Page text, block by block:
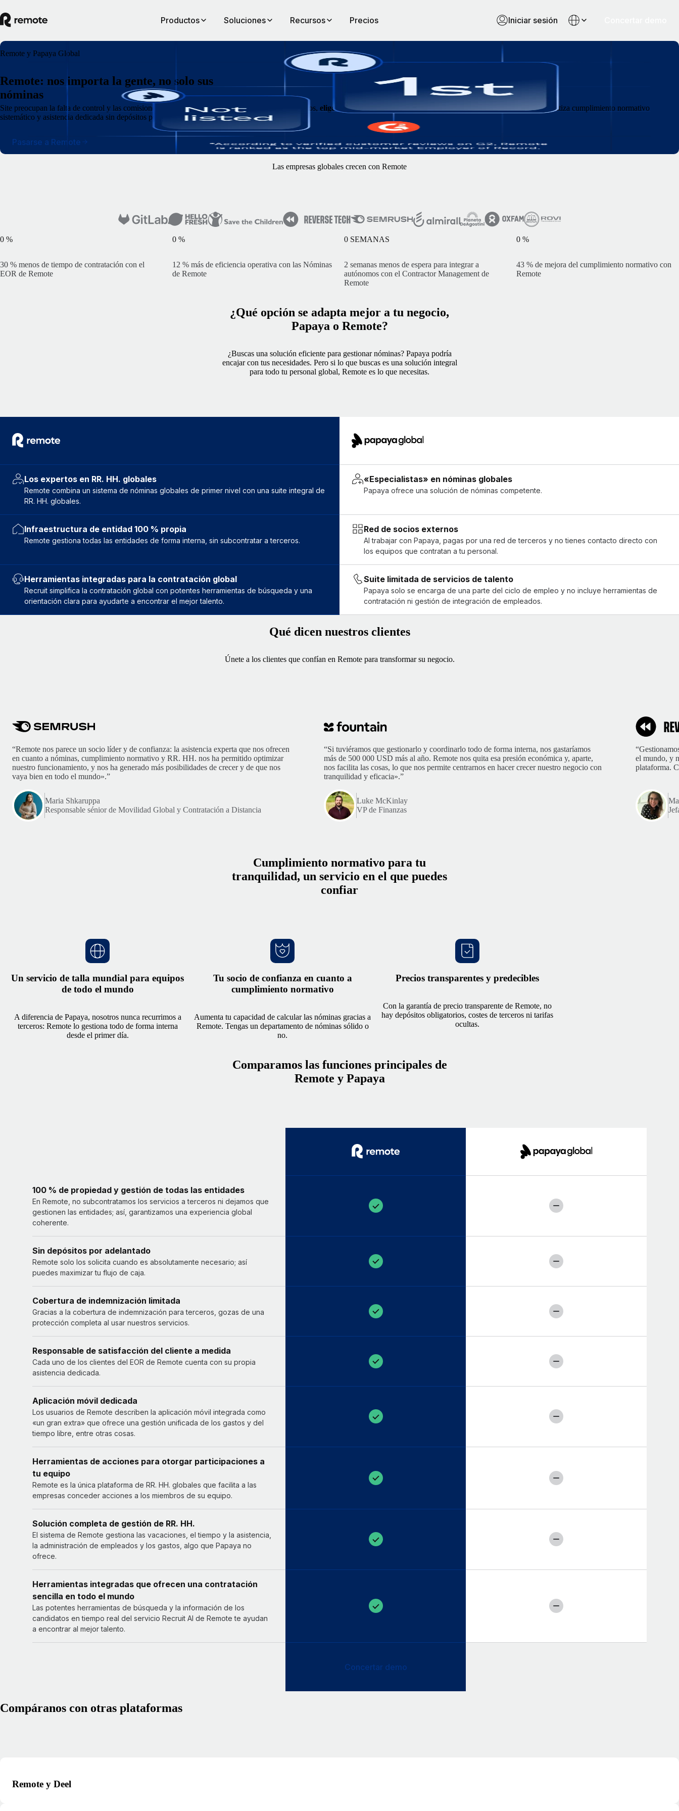
Productos Soluciones Recursos Precios Iniciar sesión
Remote y Papaya Global
Remote: nos importa la gente, no solo sus
nóminas
Site preocupan la falta de control y las comisiones ocultas propias de la externalización con terceros, elige Remote
para disponer de una infraestructura 100 % interna que garantiza cumplimiento normativo
sistemático y asistencia dedicada sin depósitos por adelantado.
Pasarse a Remote
Las empresas globales crecen con Remote
0 %
30 % menos de tiempo de contratación con el
EOR de Remote
0%
12 % más de eficiencia operativa con las Nóminas
de Remote
0 SEMANAS
2 semanas menos de espera para integrar a
autónomos con el Contractor Management de
Remote
0%
43 % de mejora del cumplimiento normativo con
Remote
¿Qué opción se adapta mejor a tu negocio,
Papaya o Remote?
¿Buscas una solución eficiente para gestionar nóminas? Papaya podría
encajar con tus necesidades. Pero si lo que buscas es una solución integral
para todo tu personal global, Remote es lo que necesitas.
Los expertos en RR. HH. globales
Remote combina un sistema de nóminas globales de primer nivel con una suite integral de
RR. HH. globales.
«Especialistas» en nóminas globales
Papaya ofrece una solución de nóminas competente.
Infraestructura de entidad 100 % propia
Remote gestiona todas las entidades de forma interna, sin subcontratar a terceros.
Red de socios externos
Al trabajar con Papaya, pagas por una red de terceros y no tienes contacto directo con
los equipos que contratan a tu personal.
Herramientas integradas para la contratación global
Recruit simplifica la contratación global con potentes herramientas de búsqueda y una
orientación clara para ayudarte a encontrar el mejor talento.
Suite limitada de servicios de talento
Papaya solo se encarga de una parte del ciclo de empleo y no incluye herramientas de
contratación ni gestión de integración de empleados.
Qué dicen nuestros clientes
Únete a los clientes que confían en Remote para transformar su negocio.
“Remote nos parece un socio líder y de confianza: la asistencia experta que nos ofrecen
en cuanto a nóminas, cumplimiento normativo y RR. HH. nos ha permitido optimizar
nuestro funcionamiento, y nos ha generado más posibilidades de crecer y de que nos
vaya bien en todo el mundo».”
Maria Shkaruppa
Responsable sénior de Movilidad Global y Contratación a Distancia
“Si tuviéramos que gestionarlo y coordinarlo todo de forma interna, nos gastaríamos
más de 500 000 USD más al año. Remote nos quita esa presión económica y, aparte,
nos facilita las cosas, lo que nos permite centrarnos en hacer crecer nuestro negocio con
tranquilidad y eficacia».”
Luke McKinlay
VP de Finanzas
el mundo, y
plataforma.
Cumplimiento normativo para tu
tranquilidad, un servicio en el que puedes
confiar
Un servicio de talla mundial para equipos
de todo el mundo
A diferencia de Papaya, nosotros nunca recurrimos a
terceros: Remote lo gestiona todo de forma interna
desde el primer día.
Tu socio de confianza en cuanto a
cumplimiento normativo
Aumenta tu capacidad de calcular las nóminas gracias a
Remote. Tengas un departamento de nóminas sólido o
no.
Precios transparentes y predecibles
Con la garantía de precio transparente de Remote, no
hay depósitos obligatorios, costes de terceros ni tarifas
ocultas.
Comparamos las funciones principales de
Remote y Papaya
100 % de propiedad y gestión de todas las entidades
En Remote, no subcontratamos los servicios a terceros ni dejamos que
gestionen las entidades; así, garantizamos una experiencia global
coherente.
Sin depósitos por adelantado
Remote solo los solicita cuando es absolutamente necesario; así
puedes maximizar tu flujo de caja.
Cobertura de indemnización limitada
Gracias a la cobertura de indemnización para terceros, gozas de una
protección completa al usar nuestros servicios.
Responsable de satisfacción del cliente a medida
Cada uno de los clientes del EOR de Remote cuenta con su propia
asistencia dedicada.
Aplicación móvil dedicada
Los usuarios de Remote describen la aplicación móvil integrada como
«un gran extra» que ofrece una gestión unificada de los gastos y del
tiempo libre, entre otras cosas.
Herramientas de acciones para otorgar participaciones a
tu equipo
Remote es la única plataforma de RR. HH. globales que facilita a las
empresas conceder acciones a los miembros de su equipo.
Solución completa de gestión de RR. HH.
El sistema de Remote gestiona las vacaciones, el tiempo y la asistencia,
la administración de empleados y los gastos, algo que Papaya no
ofrece.
Herramientas integradas que ofrecen una contratación
sencilla en todo el mundo
Las potentes herramientas de búsqueda y la información de los
candidatos en tiempo real del servicio Recruit AI de Remote te ayudan
a encontrar al mejor talento.
Concertar demo
Compáranos con otras plataformas
Remote y Deel